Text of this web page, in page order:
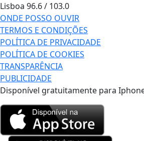
Lisboa 96.6 / 103.0
ONDE POSSO OUVIR
TERMOS E CONDIÇÕES
POLÍTICA DE PRIVACIDADE
POLÍTICA DE COOKIES
TRANSPARÊNCIA
PUBLICIDADE
Disponível gratuitamente para